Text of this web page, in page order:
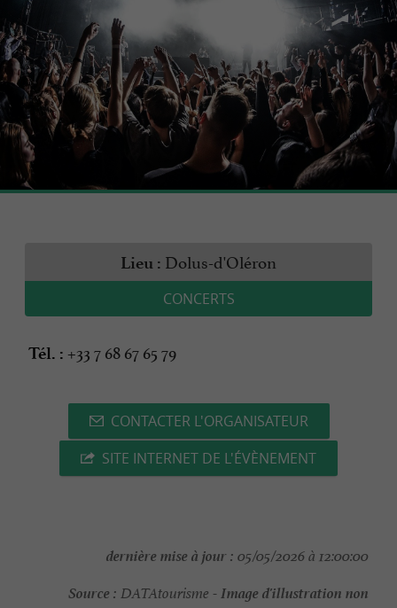
Lieu : Dolus-d'Oléron
CONCERTS
Tél. : +33 7 68 67 65 79
CONTACTER L'ORGANISATEUR
SITE INTERNET DE L'ÉVÈNEMENT
dernière mise à jour : 05/05/2026 à 12:00:00
Source : DATAtourisme -Image d'illustration non